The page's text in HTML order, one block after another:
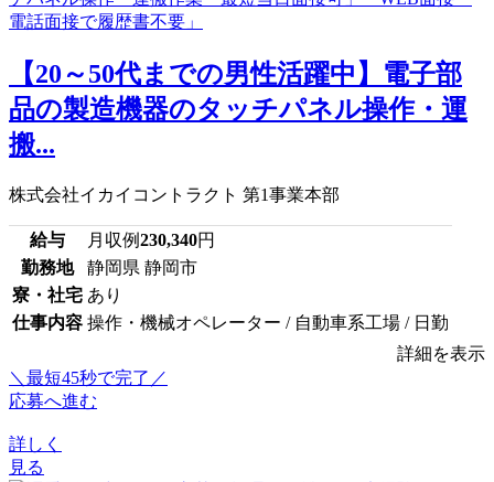
【20～50代までの男性活躍中】電子部
品の製造機器のタッチパネル操作・運
搬...
株式会社イカイコントラクト 第1事業本部
給与 月収例230,340円
勤務地
静岡県 静岡市
寮・社宅 あり
仕事内容 操作・機械オペレーター / 自動車系工場 / 日勤
詳細を表示
＼最短45秒で完了／
応募へ進む
詳しく
見る